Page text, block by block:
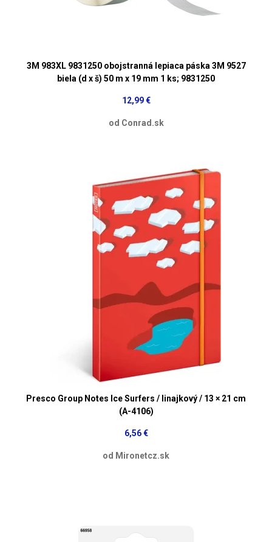
3M 983XL 9831250 obojstranná lepiaca páska 3M 9527
biela (d x š) 50 m x 19 mm 1 ks; 9831250
12,99 €
od Conrad.sk
Presco Group Notes Ice Surfers / linajkový / 13 × 21 cm
(A-4106)
6,56 €
od Mironetcz.sk